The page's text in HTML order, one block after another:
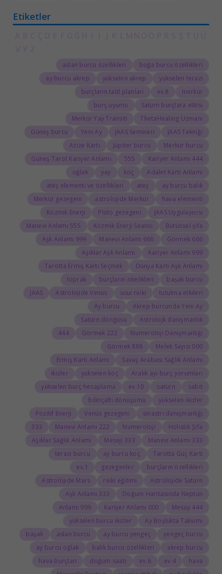
Etiketler
boğa burcu özellikleri
aslan burcu özellikleri
yükselen terazi
yükselen akrep
ay burcu akrep
merkür
8.ev
burçların tatil planları
Satürn burçlara etkisi
burç uyumu
ThetaHealing Uzmanı
Merkür Yay Transiti
JAAS Tekniği
JAAS Semineri
Yeni Ay
Güneş burcu
Merkür burcu
Jüpiter burcu
Azize Kartı
444 Kariyer Anlamı
555
Güneş Tarot Kariyer Anlamı
Adalet Kartı Anlamı
koç
yay
oğlak
ay burcu balık
ateş
ateş elementi ve özellikleri
hava elementi
astrolojide Merkür
Merkür gezegeni
JAAS Uygulayıcısı
Plüto gezegeni
Kozmik Enerji
Bütünsel şifa
Kozmik Enerji Seansı
555 Manevi Anlamı
666 Görmek
666 Manevi Anlamı
999 Aşk Anlamı
999 Kariyer Anlamı
Aşıklar Aşk Anlamı
Dünya Kartı Aşk Anlamı
Tarotta Ermiş Kartı Seçmek
başak burcu
burçların nitelikleri
toprak
tutulma etkileri
usui reiki
Astrolojide Venüs
JAAS
Akrep burcunda Yeni Ay
Ay burcu
Astrolojk danışmanlık
Satürn döngüsü
Numeroloji Danışmanlığı
222 Görmek
444
000 Melek Sayısı
888 Görmek
Savaş Arabası Sağlık Anlamı
Ermiş Kartı Anlamı
Aralık ayı burç yorumları
yükselen koç
ikizler
sabit
satürn
10.ev
yükselen burç hesaplama
yükselen ikizler
bilinçaltı dönüşümü
sinastri danışmanlığı
Venüs gezegeni
Pozitif Enerji
Holistik Şifa
Numeroloji
222 Manevi Anlamı
333
333 Manevi Anlamı
333 Mesajı
Aşıklar Sağlık Anlamı
Tarotta Güç Kartı
ay burcu koç
terazi burcu
burçların özellikleri
gezegenler
1.ev
Astrolojide Satürn
reiki eğitimi
Astrolojide Mars
Doğum Haritasında Neptün
333 Aşk Anlamı
444 Mesajı
000 Kariyer Anlamı
999 Anlamı
Ay Boşlukta Takvimi
yükselen burcu ikizler
yengeç burcu
ay burcu yengeç
aslan burcu
başak
akrep burcu
balık burcu özellikleri
ay burcu oğlak
hava
4.ev
6.ev
doğum saati
hava burçları